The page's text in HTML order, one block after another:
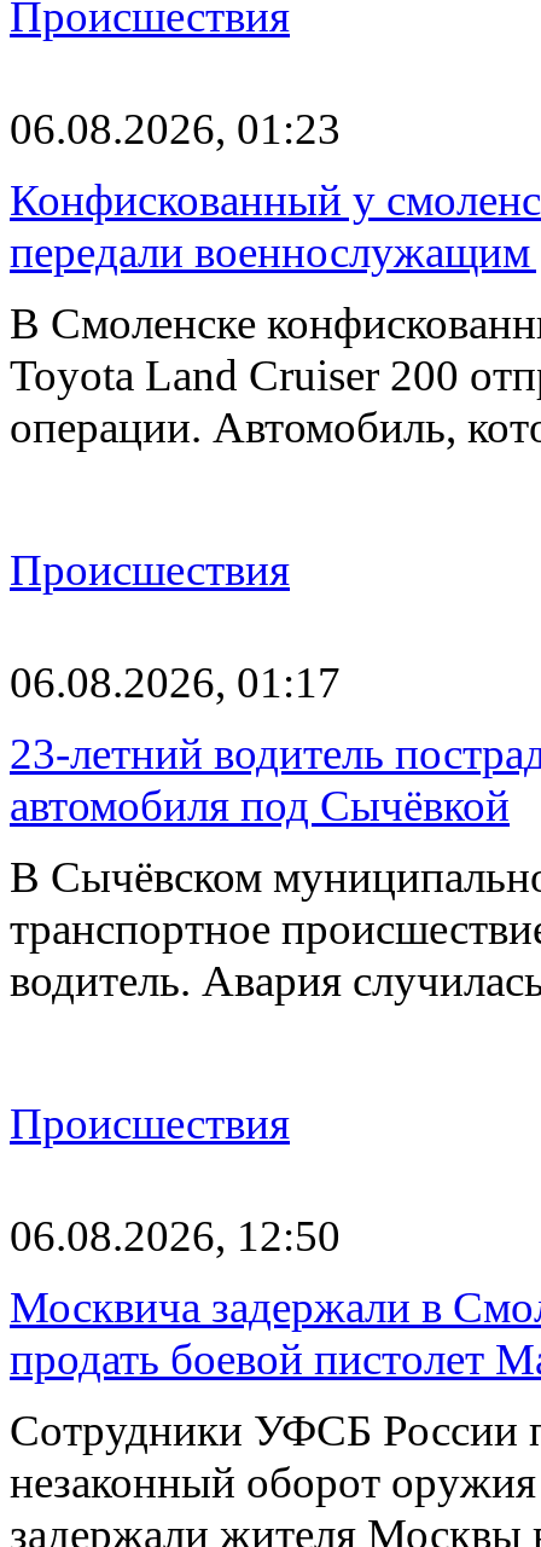
Происшествия
06.08.2026, 01:23
Конфискованный у
передали
В Смоленске
Toyota Land Cruiser 200
операции. Автомобиль,
Происшествия
06.08.2026, 01:17
23-летний водитель
автомобиля под Сычёвкой
В Сычёвском
транспортное
водитель. Авария
Происшествия
06.08.2026, 12:50
Москвича задержали в
продать боевой пистолет
Сотрудники УФСБ России
незаконный оборот
задержали жителя